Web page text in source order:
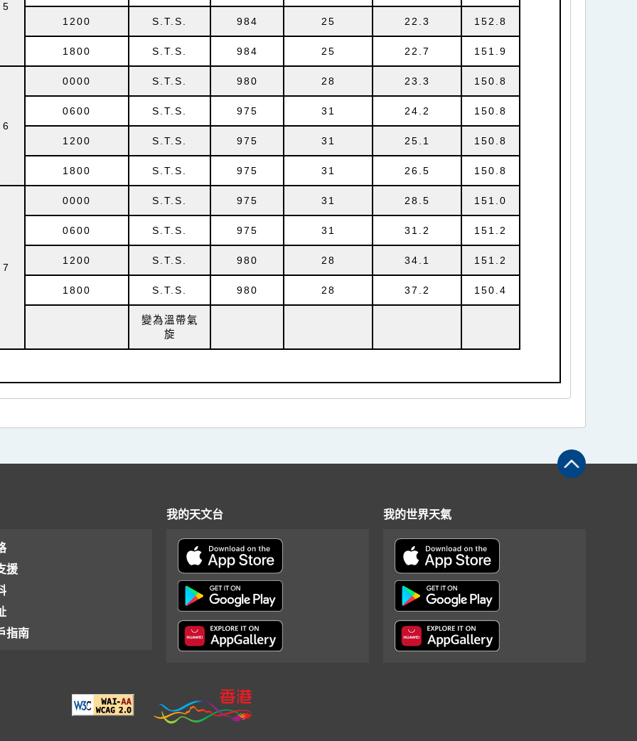
5
1200 S.T.S. 984 25 22.3 152.8
1800 S.T.S. 984 25 22.7 151.9
6
0000 S.T.S. 980 28 23.3 150.8
0600 S.T.S. 975 31 24.2 150.8
1200 S.T.S. 975 31 25.1 150.8
1800 S.T.S. 975 31 26.5 150.8
7
0000 S.T.S. 975 31 28.5 151.0
0600 S.T.S. 975 31 31.2 151.2
1200 S.T.S. 980 28 34.1 151.2
1800 S.T.S. 980 28 37.2 150.4
變為溫帶氣
旋
援
指南
我的天文台 我的世界天氣